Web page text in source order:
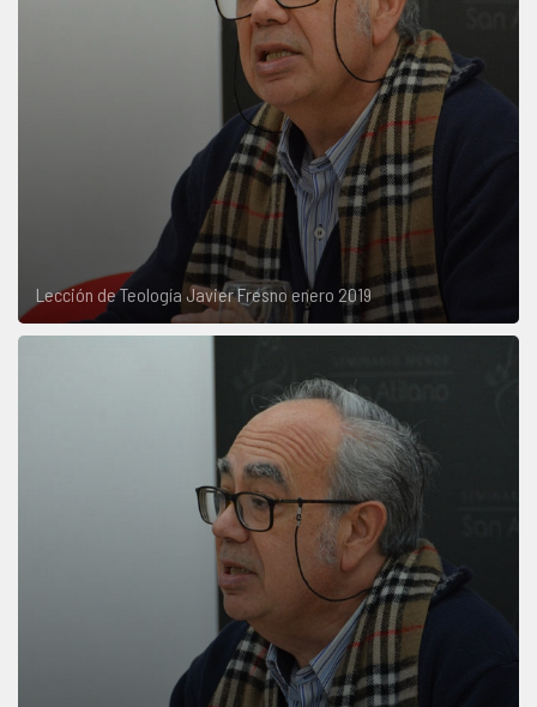
Lección de Teología Javier Fresno enero 2019